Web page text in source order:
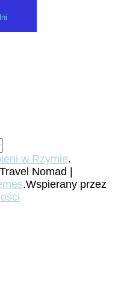
w Rzymie.
Travel Nomad |
.Wspierany przez